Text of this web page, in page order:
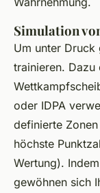
Simulation
Um unter Druck
trainieren. Dazu
oder IDPA
definierte
höchste
Wertung).
gewöhnen sich